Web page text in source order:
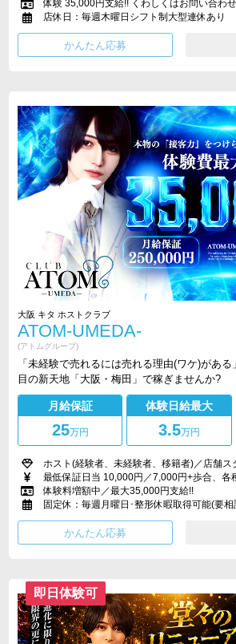
体験 35,000円支給!! くわしくはお問い合わ
店休日：毎週木曜日シフト制大型連休あり
大阪 キタ ホストクラブ
ATOM-UMEDA-
(アトムグループ)
「未経験で売れるには売れる理由(ワケ)があ
目の新天地「大阪・梅田」で稼ぎませんか?
月給保証
25万円
体験日給最大
3.5万円
ホスト(経験者、未経験者、移籍者)／店舗ス
最低保証日当 10,000円／7,000円+歩合、各
体験料増額中／最大35,000円支給!!
固定休：毎週月曜日･整形休暇取得可能(要相
即日体験可